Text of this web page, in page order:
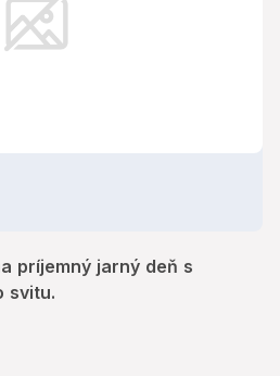
príjemný jarný deň s
svitu.